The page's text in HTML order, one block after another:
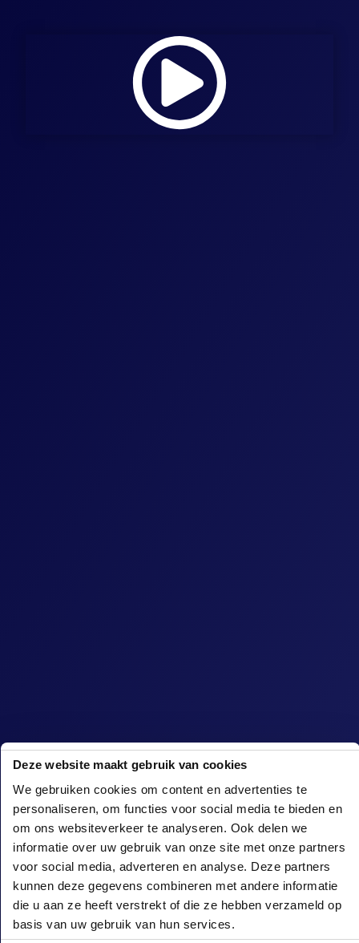
Deze website maakt gebruik van cookies
We gebruiken cookies om content en advertenties te
personaliseren, om functies voor social media te bieden en
om ons websiteverkeer te analyseren. Ook delen we
informatie over uw gebruik van onze site met onze partners
voor social media, adverteren en analyse. Deze partners
kunnen deze gegevens combineren met andere informatie
die u aan ze heeft verstrekt of die ze hebben verzameld op
basis van uw gebruik van hun services.
GlowGolf Arcen fait partie de Landal
GreenParks Klein Vink. Entrez dans un
monde médiéval glow-in-the-dark plein de
magie. Faites rouler votre balle devant des